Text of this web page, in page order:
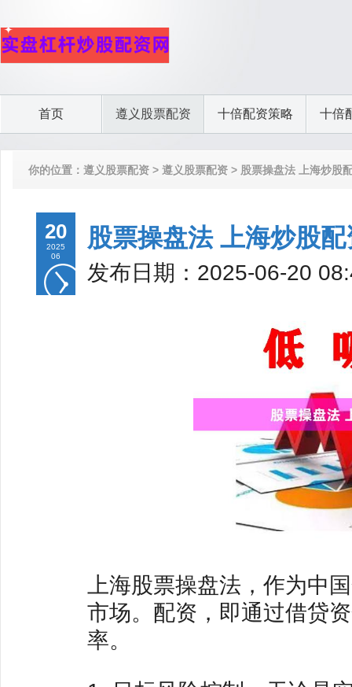
首页 遵义股票配资 十倍配资策略 十倍
你的位置： 遵义股票配资 > 遵义股票配资 > 股票操盘法 上海炒股
20
2025
06
股票操盘法 上海炒股
发布日期：2025-06-20
上海股票操盘法，作为中
市场。配资，即通过借贷
率。